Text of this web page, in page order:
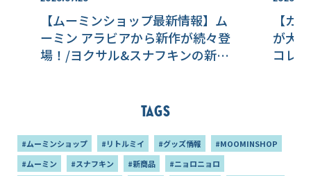
【ムーミンショップ最新情報】ム
ーミン アラビアから新作が続々登
場！/ヨクサル&スナフキンの新作
【カ
が大
コレ
Tags
#ムーミンショップ #リトルミイ #グッズ情報
#MOOMINSHOP
#ムーミン
#スナフキン #新商品
#ニョロニョロ